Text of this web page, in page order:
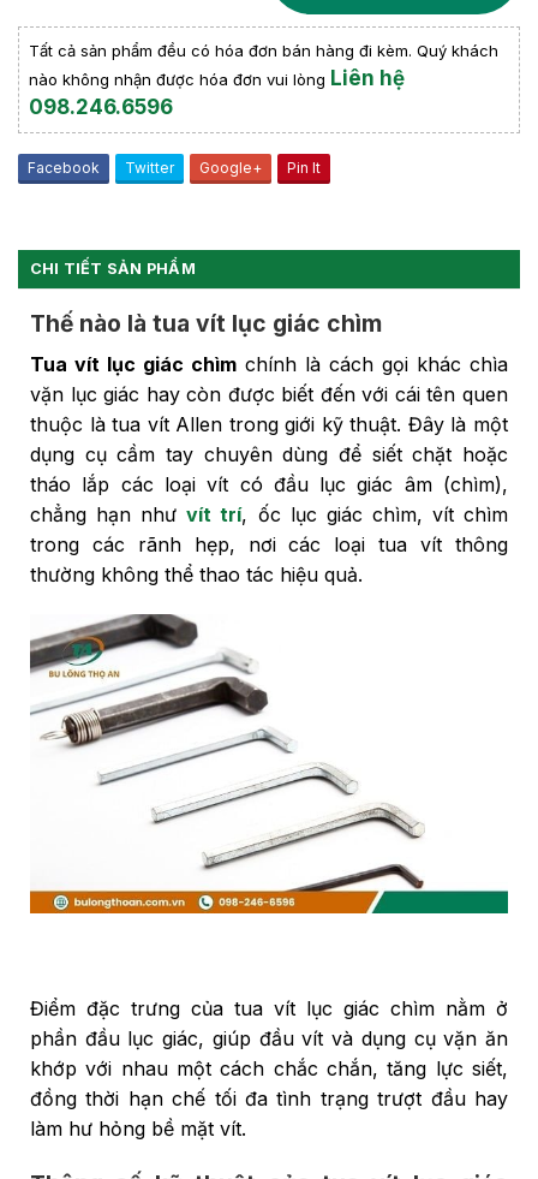
Tất cả sản phẩm đều có hóa đơn bán hàng đi kèm. Quý khách
nào không nhận được hóa đơn vui lòng Liên hệ
098.246.6596
Facebook Twitter Google+ Pin It
CHI TIẾT SẢN PHẨM
Thế nào là tua vít lục giác chìm
Tua vít lục giác chìm chính là cách gọi khác chìa
vặn lục giác hay còn được biết đến với cái tên quen
thuộc là tua vít Allen trong giới kỹ thuật. Đây là một
dụng cụ cầm tay chuyên dùng để siết chặt hoặc
tháo lắp các loại vít có đầu lục giác âm (chìm),
chẳng hạn nhưvít trí, ốc lục giác chìm, vít chìm
trong các rãnh hẹp, nơi các loại tua vít thông
thường không thể thao tác hiệu quả.
Điểm đặc trưng của tua vít lục giác chìm nằm ở
phần đầu lục giác, giúp đầu vít và dụng cụ vặn ăn
khớp với nhau một cách chắc chắn, tăng lực siết,
đồng thời hạn chế tối đa tình trạng trượt đầu hay
làm hư hỏng bề mặt vít.